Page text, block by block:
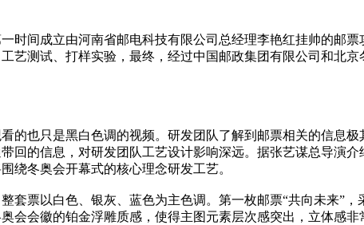
间成立由河南省邮电科技有限公司总经理李艳红挂帅的邮票
艺测试、打样实验，最终，经过中国邮政集团有限公司和北
也只是黑白色调的视频。研发团队了解到邮票相关的信息极
回的信息，对研发团队工艺设计影响深远。据张艺谋总导演
绕冬奥会开幕式的核心理念研发工艺。
票以白色、银灰、蓝色为主色调。第一枚邮票“共向未来”，
会会徽的铂金浮雕质感，使得主图元素层次感突出，立体感